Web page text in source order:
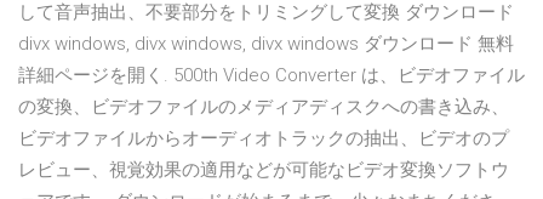
して音声抽出、不要部分をトリミングして変換 ダウンロード
divx windows, divx windows, divx windows ダウンロード 無料
詳細ページを開く. 500th Video Converter は、ビデオファイル
の変換、ビデオファイルのメディアディスクへの書き込み、
ビデオファイルからオーディオトラックの抽出、ビデオのプ
レビュー、視覚効果の適用などが可能なビデオ変換ソフトウ